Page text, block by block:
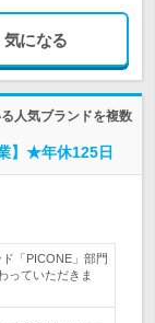
気になる
人気ブランドを複数
】★年休125日
「PICONE」部門
っていただきま